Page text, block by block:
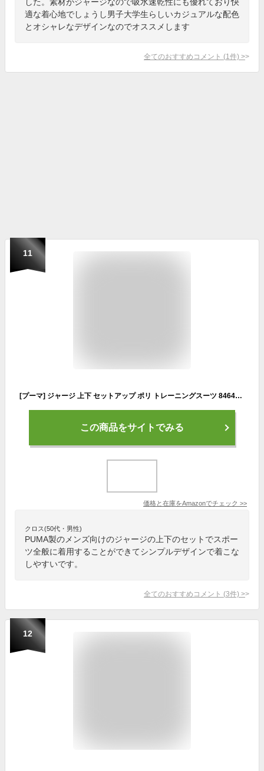
適な着心地でしょうし男子大学生らしいカジュアルな配色
とオシャレなデザインなのでオススメします
全てのおすすめコメント (1 件) >
11
[プーマ] ジャージ 上下 セットアップ ポリ トレーニングスーツ 846467 メンズ 22年秋冬カラー プーマ ブラック(01) M
この商品をサイトでみる
価格と在庫をAmazonでチェック >>
クロス(50代・男性)
PUMA製のメンズ向けのジャージの上下のセットでスポー
ツ全般に着用することができてシンプルデザインで着こな
しやすいです。
全てのおすすめコメント (3件) >
12